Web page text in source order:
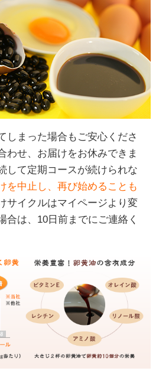
しまった場合もご安心くださ
わせ、お届けをお休みできま
して定期コースが続けられな
を中止し、再び始めることも
サイクルはマイページより変
合は、10日前までにご連絡く